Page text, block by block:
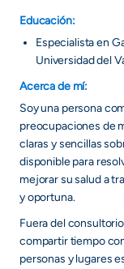
Educación:
Especialista en
Universidad del
Acerca de mí:
Soy una persona
preocupaciones de
claras y sencillas
disponible para
mejorar su salud a
y oportuna.
Fuera del
compartir tiempo
personas y lugares